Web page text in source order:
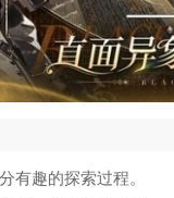
有趣的探索过程。